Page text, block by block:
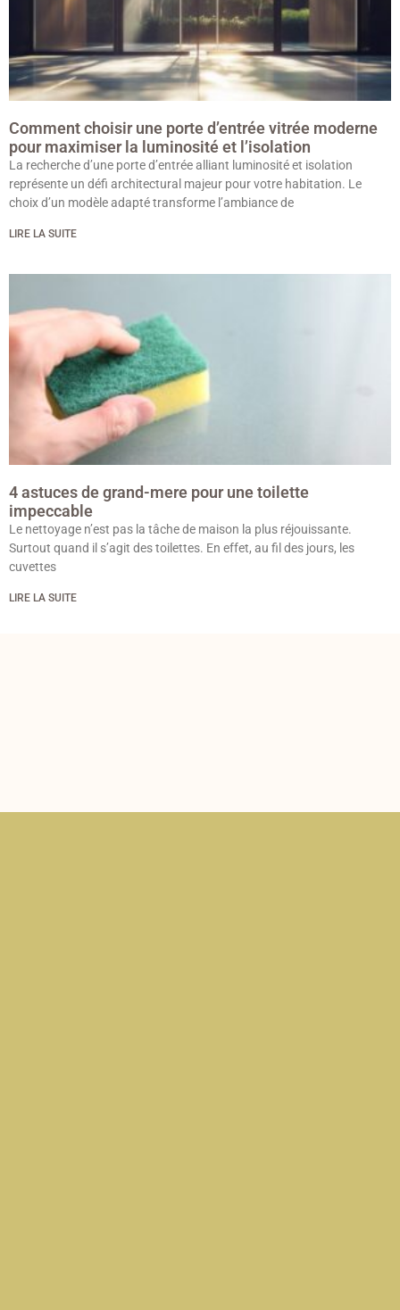
Comment choisir une porte d’entrée vitrée moderne
pour maximiser la luminosité et l’isolation
La recherche d’une porte d’entrée alliant luminosité et isolation
représente un défi architectural majeur pour votre habitation. Le
choix d’un modèle adapté transforme l’ambiance de
LIRE LA SUITE
4 astuces de grand-mere pour une toilette
impeccable
Le nettoyage n’est pas la tâche de maison la plus réjouissante.
Surtout quand il s’agit des toilettes. En effet, au fil des jours, les
cuvettes
LIRE LA SUITE